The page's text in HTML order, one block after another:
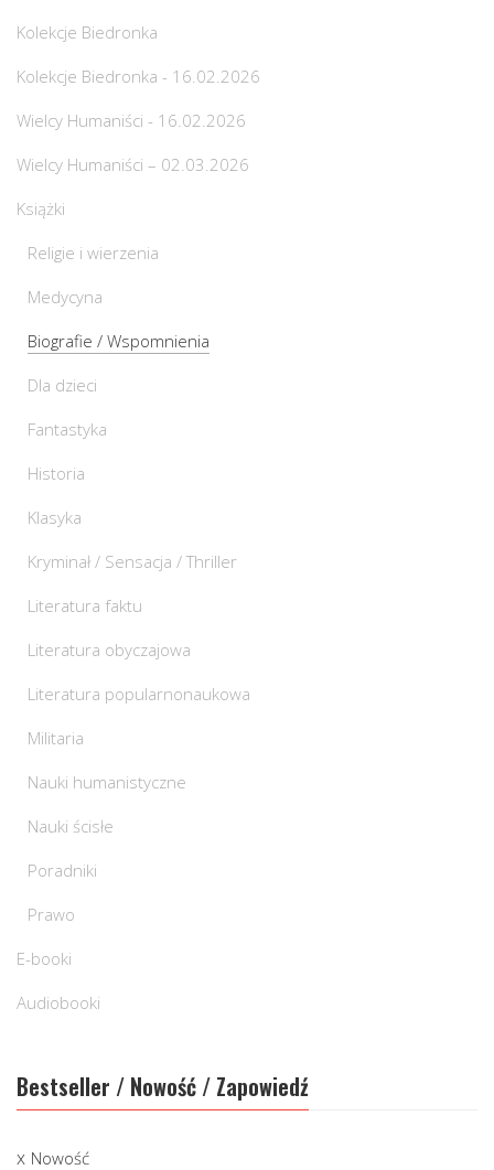
Kolekcje Biedronka
Kolekcje Biedronka - 16.02.2026
Wielcy Humaniści - 16.02.2026
Wielcy Humaniści – 02.03.2026
Książki
Religie i wierzenia
Medycyna
Biografie / Wspomnienia
Dla dzieci
Fantastyka
Historia
Klasyka
Kryminał / Sensacja / Thriller
Literatura faktu
Literatura obyczajowa
Literatura popularnonaukowa
Militaria
Nauki humanistyczne
Nauki ścisłe
Poradniki
Prawo
E-booki
Audiobooki
Bestseller / Nowość / Zapowiedź
Nowość